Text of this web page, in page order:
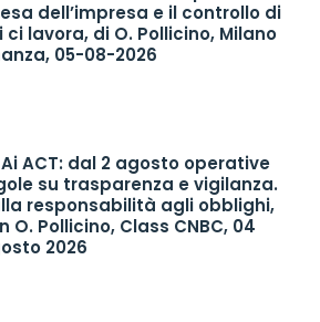
dell’impresa e il controllo di
ci lavora, di O. Pollicino, Milano
05-08-2026
Ai ACT: dal 2 agosto operative
su trasparenza e vigilanza.
responsabilità agli obblighi,
O. Pollicino, Class CNBC, 04
2026